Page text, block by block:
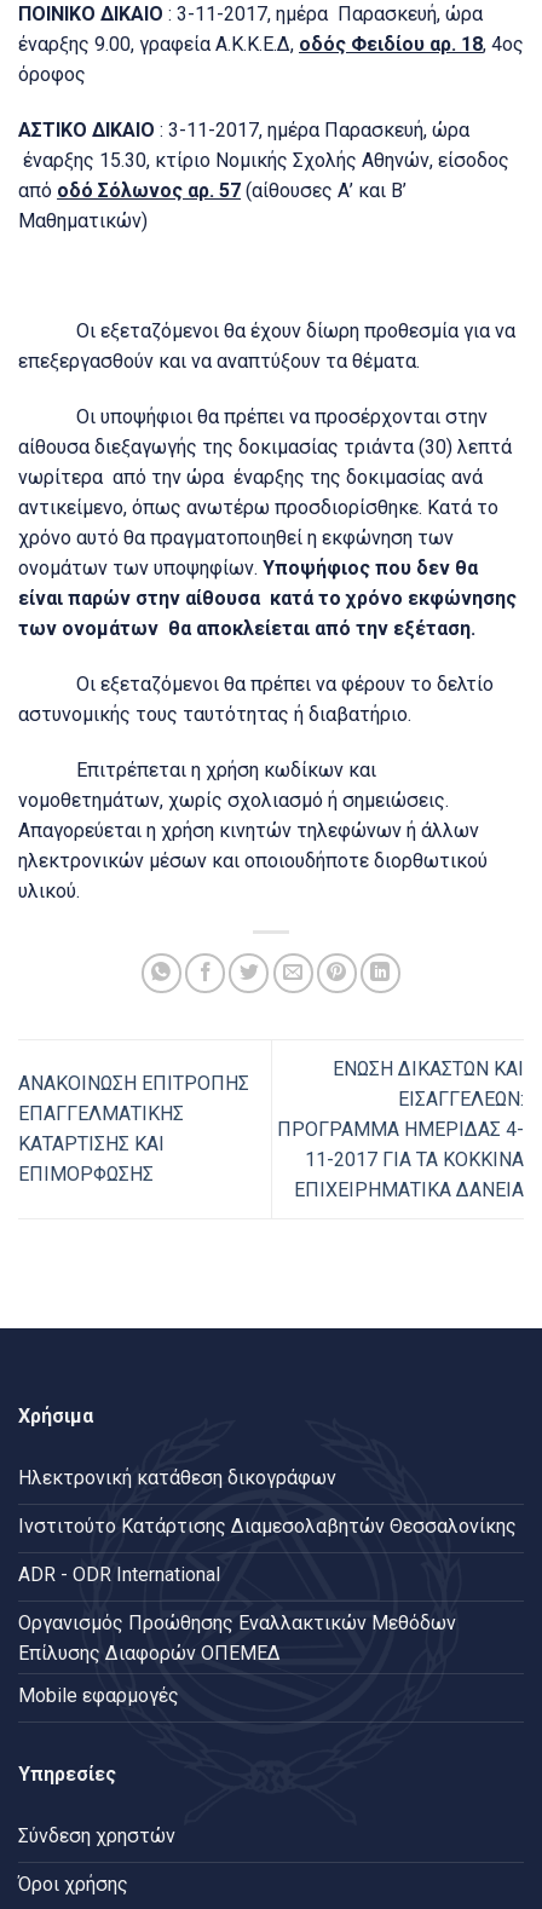
ΠΟΙΝΙΚΟ ΔΙΚΑΙΟ : 3-11-2017, ημέρα Παρασκευή, ώρα
έναρξης 9.00, γραφεία Α.Κ.Κ.Ε.Δ, οδός Φειδίου αρ. 18, 4ος
όροφος
ΑΣΤΙΚΟ ΔΙΚΑΙΟ : 3-11-2017, ημέρα Παρασκευή, ώρα
έναρξης 15.30, κτίριο Νομικής Σχολής Αθηνών, είσοδος
από οδό Σόλωνος αρ. 57 (αίθουσες Α’ και Β’
Μαθηματικών)
Οι εξεταζόμενοι θα έχουν δίωρη προθεσμία για να
επεξεργασθούν και να αναπτύξουν τα θέματα.
Οι υποψήφιοι θα πρέπει να προσέρχονται στην
αίθουσα διεξαγωγής της δοκιμασίας τριάντα (30) λεπτά
νωρίτερα από την ώρα έναρξης της δοκιμασίας ανά
αντικείμενο, όπως ανωτέρω προσδιορίσθηκε. Κατά το
χρόνο αυτό θα πραγματοποιηθεί η εκφώνηση των
ονομάτων των υποψηφίων. Υποψήφιος που δεν θα
είναι παρών στην αίθουσα κατά το χρόνο εκφώνησης
των ονομάτων θα αποκλείεται από την εξέταση.
Οι εξεταζόμενοι θα πρέπει να φέρουν το δελτίο
αστυνομικής τους ταυτότητας ή διαβατήριο.
Επιτρέπεται η χρήση κωδίκων και
νομοθετημάτων, χωρίς σχολιασμό ή σημειώσεις.
Απαγορεύεται η χρήση κινητών τηλεφώνων ή άλλων
ηλεκτρονικών μέσων και οποιουδήποτε διορθωτικού
υλικού.
ΑΝΑΚΟΙΝΩΣΗ ΕΠΙΤΡΟΠΗΣ
ΕΠΑΓΓΕΛΜΑΤΙΚΗΣ
ΚΑΤΑΡΤΙΣΗΣ ΚΑΙ
ΕΠΙΜΟΡΦΩΣΗΣ
ΕΝΩΣΗ ΔΙΚΑΣΤΩΝ ΚΑΙ
ΕΙΣΑΓΓΕΛΕΩΝ:
ΠΡΟΓΡΑΜΜΑ ΗΜΕΡΙΔΑΣ 4-
11-2017 ΓΙΑ ΤΑ ΚΟΚΚΙΝΑ
ΕΠΙΧΕΙΡΗΜΑΤΙΚΑ ΔΑΝΕΙΑ
Χρήσιμα
Ηλεκτρονική κατάθεση δικογράφων
Ινστιτούτο Κατάρτισης Διαμεσολαβητών Θεσσαλονίκης
ADR - ODR International
Oργανισμός Προώθησης Εναλλακτικών Μεθόδων
Επίλυσης Διαφορών ΟΠΕΜΕΔ
Mobile εφαρμογές
Υπηρεσίες
Σύνδεση χρηστών
Όροι χρήσης